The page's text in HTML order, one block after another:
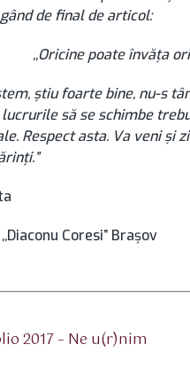
de final de articol:
,,Oricine poate învăța
știu foarte bine, nu-s
să se schimbe
Respect asta. Va veni și
,,Diaconu Coresi” Brașov
2017 – Ne u(r)nim